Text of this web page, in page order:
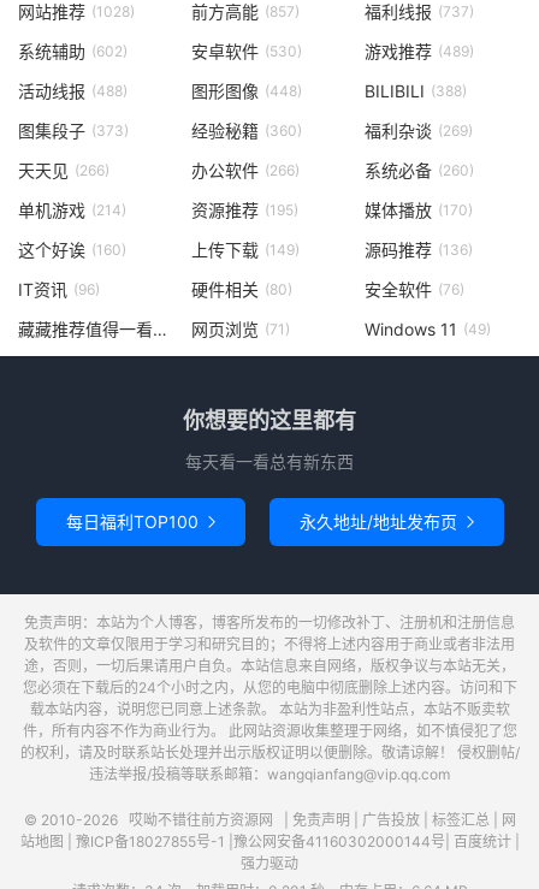
网站推荐 (1028) 前方高能 (857) 福利线报 (737)
系统辅助 (602) 安卓软件 (530) 游戏推荐 (489)
活动线报 (488) 图形图像 (448) BILIBILI (388)
图集段子 (373) 经验秘籍 (360) 福利杂谈 (269)
天天见 (266) 办公软件 (266) 系统必备 (260)
单机游戏 (214) 资源推荐 (195) 媒体播放 (170)
这个好诶 (160) 上传下载 (149) 源码推荐 (136)
IT资讯 (96) 硬件相关 (80) 安全软件 (76)
藏藏推荐值得一看(73) 网页浏览 (71) Windows 11 (49)
你想要的这里都有
每天看一看总有新东西
每日福利TOP100  永久地址/地址发布页 
免责声明：本站为个人博客，博客所发布的一切修改补丁、注册机和注册信息
及软件的文章仅限用于学习和研究目的；不得将上述内容用于商业或者非法用
途，否则，一切后果请用户自负。本站信息来自网络，版权争议与本站无关，
您必须在下载后的24个小时之内，从您的电脑中彻底删除上述内容。访问和下
载本站内容，说明您已同意上述条款。 本站为非盈利性站点，本站不贩卖软
件，所有内容不作为商业行为。 此网站资源收集整理于网络，如不慎侵犯了您
的权利，请及时联系站长处理并出示版权证明以便删除。敬请谅解！ 侵权删帖/
违法举报/投稿等联系邮箱：wangqianfang@vip.qq.com
© 2010-2026 哎呦不错往前方资源网 免责声明 广告投放| 标签汇总|
网
站地图
豫ICP备18027855号-1 豫公网安备41160302000144号 百度统计|
强力驱动